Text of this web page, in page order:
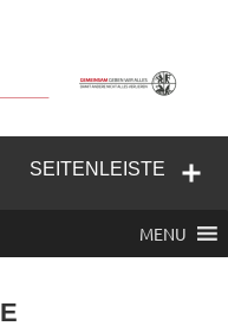
Feuerwehr
SEITENLEISTE
MENU